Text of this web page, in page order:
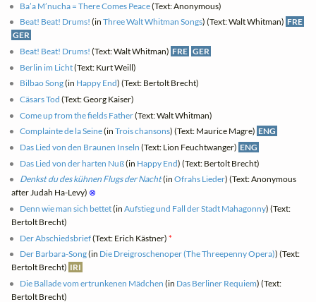
Ba’a M’nucha = There Comes Peace(Text: Anonymous)
Beat! Beat! Drums! (inThree Walt Whitman Songs) (Text: Walt Whitman) FRE
GER
Beat! Beat! Drums! (Text: Walt Whitman) FRE GER
Berlin im Licht(Text: Kurt Weill)
Bilbao Song(in Happy End) (Text: Bertolt Brecht)
Cäsars Tod (Text: Georg Kaiser)
Come up from the fields Father(Text: Walt Whitman)
Complainte de la Seine(inTrois chansons) (Text: Maurice Magre) ENG
Das Lied von den Braunen Inseln (Text: Lion Feuchtwanger) ENG
Das Lied von der harten Nuß(in Happy End) (Text: Bertolt Brecht)
Denkst du des kühnen Flugs der Nacht(inOfrahs Lieder) (Text: Anonymous
after Judah Ha-Levy) ⊗
Denn wie man sich bettet(inAufstieg und Fall der Stadt Mahagonny) (Text:
Bertolt Brecht)
Der Abschiedsbrief(Text: Erich Kästner)*
Der Barbara-Song(in Die Dreigroschenoper (The Threepenny Opera)) (Text:
Bertolt Brecht) IRI
Die Ballade vom ertrunkenen Mädchen (in Das Berliner Requiem) (Text:
Bertolt Brecht)